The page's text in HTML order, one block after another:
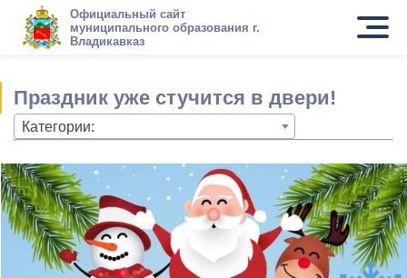
Официальный сайт
муниципального образования г.
Владикавказ
Праздник уже стучится в двери!
Категории: